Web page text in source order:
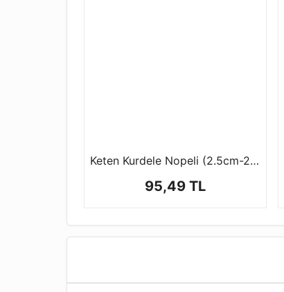
Keten Kurdele Nopeli (2.5cm-20 mt)
95,49 TL